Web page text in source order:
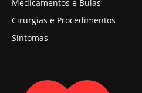
Medicamentos e Bulas
Cirurgias e Procedimentos
Sintomas